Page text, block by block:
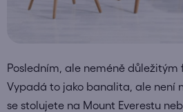
Posledním, ale neméně důležitým
Vypadá to jako banalita, ale není
se stolujete na Mount Everestu